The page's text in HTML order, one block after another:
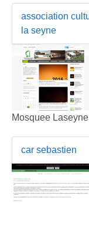
association
la seyne
Mosquee Laseyne
car sebastien